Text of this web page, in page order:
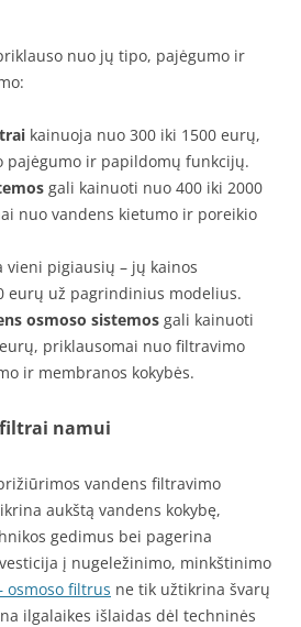
nuo jų tipo, pajėgumo ir
kainuoja nuo 300 iki 1500 eurų,
pajėgumo ir papildomų funkcijų.
gali kainuoti nuo 400 iki 2000
nuo vandens kietumo ir poreikio
vieni pigiausių – jų kainos
eurų už pagrindinius modelius.
osmoso sistemos gali kainuoti
priklausomai nuo filtravimo
ir membranos kokybės.
filtrai namui
vandens filtravimo
aukštą vandens kokybę,
gedimus bei pagerina
į nugeležinimo, minkštinimo
osmoso filtrus ne tik užtikrina švarų
ilgalaikes išlaidas dėl techninės